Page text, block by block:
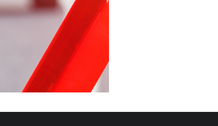
Pagina non disponibile
هذه الصفحة غير متوفرة